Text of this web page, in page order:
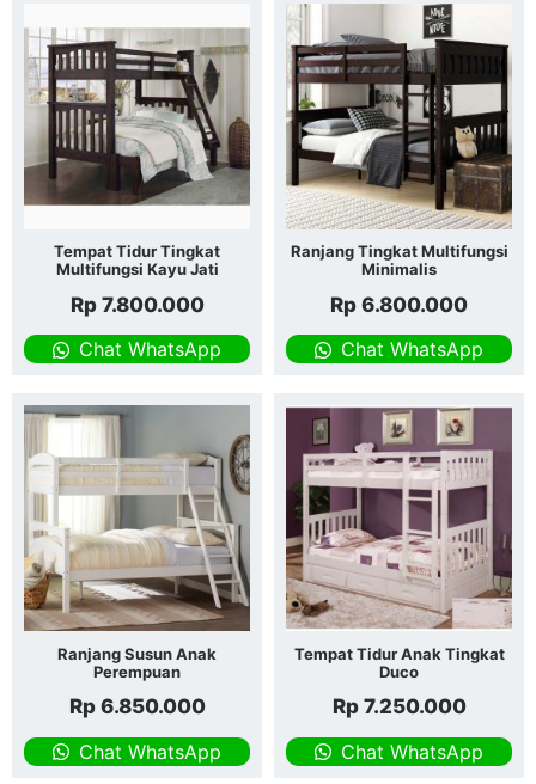
Tempat Tidur Tingkat
Multifungsi Kayu Jati
Rp7.800.000
Chat WhatsApp
Ranjang Tingkat Multifungsi
Minimalis
Rp 6.800.000
Chat WhatsApp
Ranjang Susun Anak
Perempuan
Rp6.850.000
Chat WhatsApp
Tempat Tidur Anak Tingkat
Duco
Rp7.250.000
Chat WhatsApp